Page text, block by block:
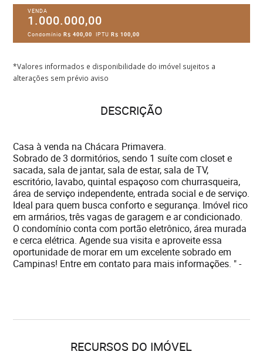
VENDA
1.000.000,00
CondomínioR$ 400,00 IPTUR$ 100,00
*Valores informados e disponibilidade do imóvel sujeitos a
alterações sem prévio aviso
DESCRIÇÃO
Casa à venda na Chácara Primavera.
Sobrado de 3 dormitórios, sendo 1 suíte com closet e
sacada, sala de jantar, sala de estar, sala de TV,
escritório, lavabo, quintal espaçoso com churrasqueira,
área de serviço independente, entrada social e de serviço.
Ideal para quem busca conforto e segurança. Imóvel rico
em armários, três vagas de garagem e ar condicionado.
O condomínio conta com portão eletrônico, área murada
e cerca elétrica. Agende sua visita e aproveite essa
oportunidade de morar em um excelente sobrado em
Campinas! Entre em contato para mais informações. " -
RECURSOS DO IMÓVEL